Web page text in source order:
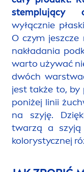
stemplujący
wyłącznie
O czym
nakładania
warto używać
dwóch
jest także to, by
poniżej linii
na szyję.
twarzą a szyją
kolorystycznej